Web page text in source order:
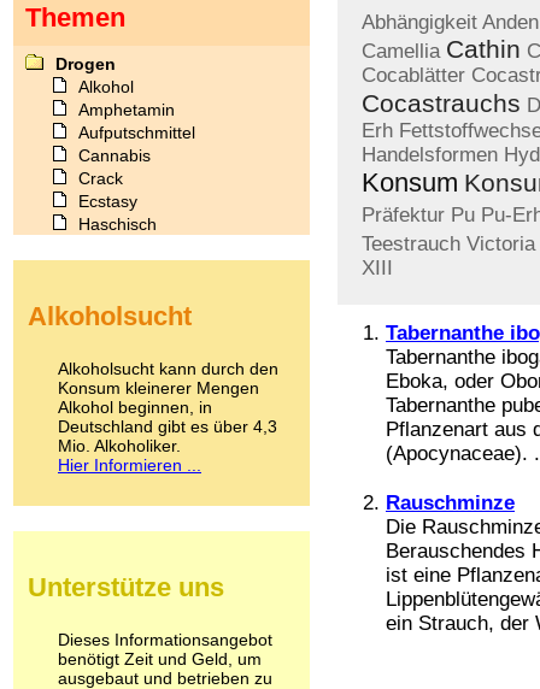
Abhängigkeit Anden
Camellia Cathin
Cocablätter
Cocastrauchs
Erh
Handelsformen
Konsum
Präfektur Pu Pu-
Teestrauch Victoria
XIII
Tabernanthe
Tabernanthe
Eboka, oder
Tabernanthe
Pflanzenart aus
(Apocynaceae).
Rauschminze
Die
Berauschendes
ist eine
ein Strauch, der
Themen
Drogen
Alkohol
Amphetamin
Aufputschmittel
Cannabis
Crack
Ecstasy
Haschisch
Kokain
LSD
Marihuana
Medikamente
Meskalin
Metamphetamin
Methadon
Pilze
Psychopharmaka
Schlafmittel
Schmerzmittel
Alkoholsucht
Alkoholsucht kann durch den
Konsum kleinerer Mengen
Alkohol beginnen, in
Deutschland gibt es über 4,3
Mio. Alkoholiker.
Hier Informieren ...
Unterstütze uns
Dieses Informationsangebot
benötigt Zeit und Geld, um
ausgebaut und betrieben zu